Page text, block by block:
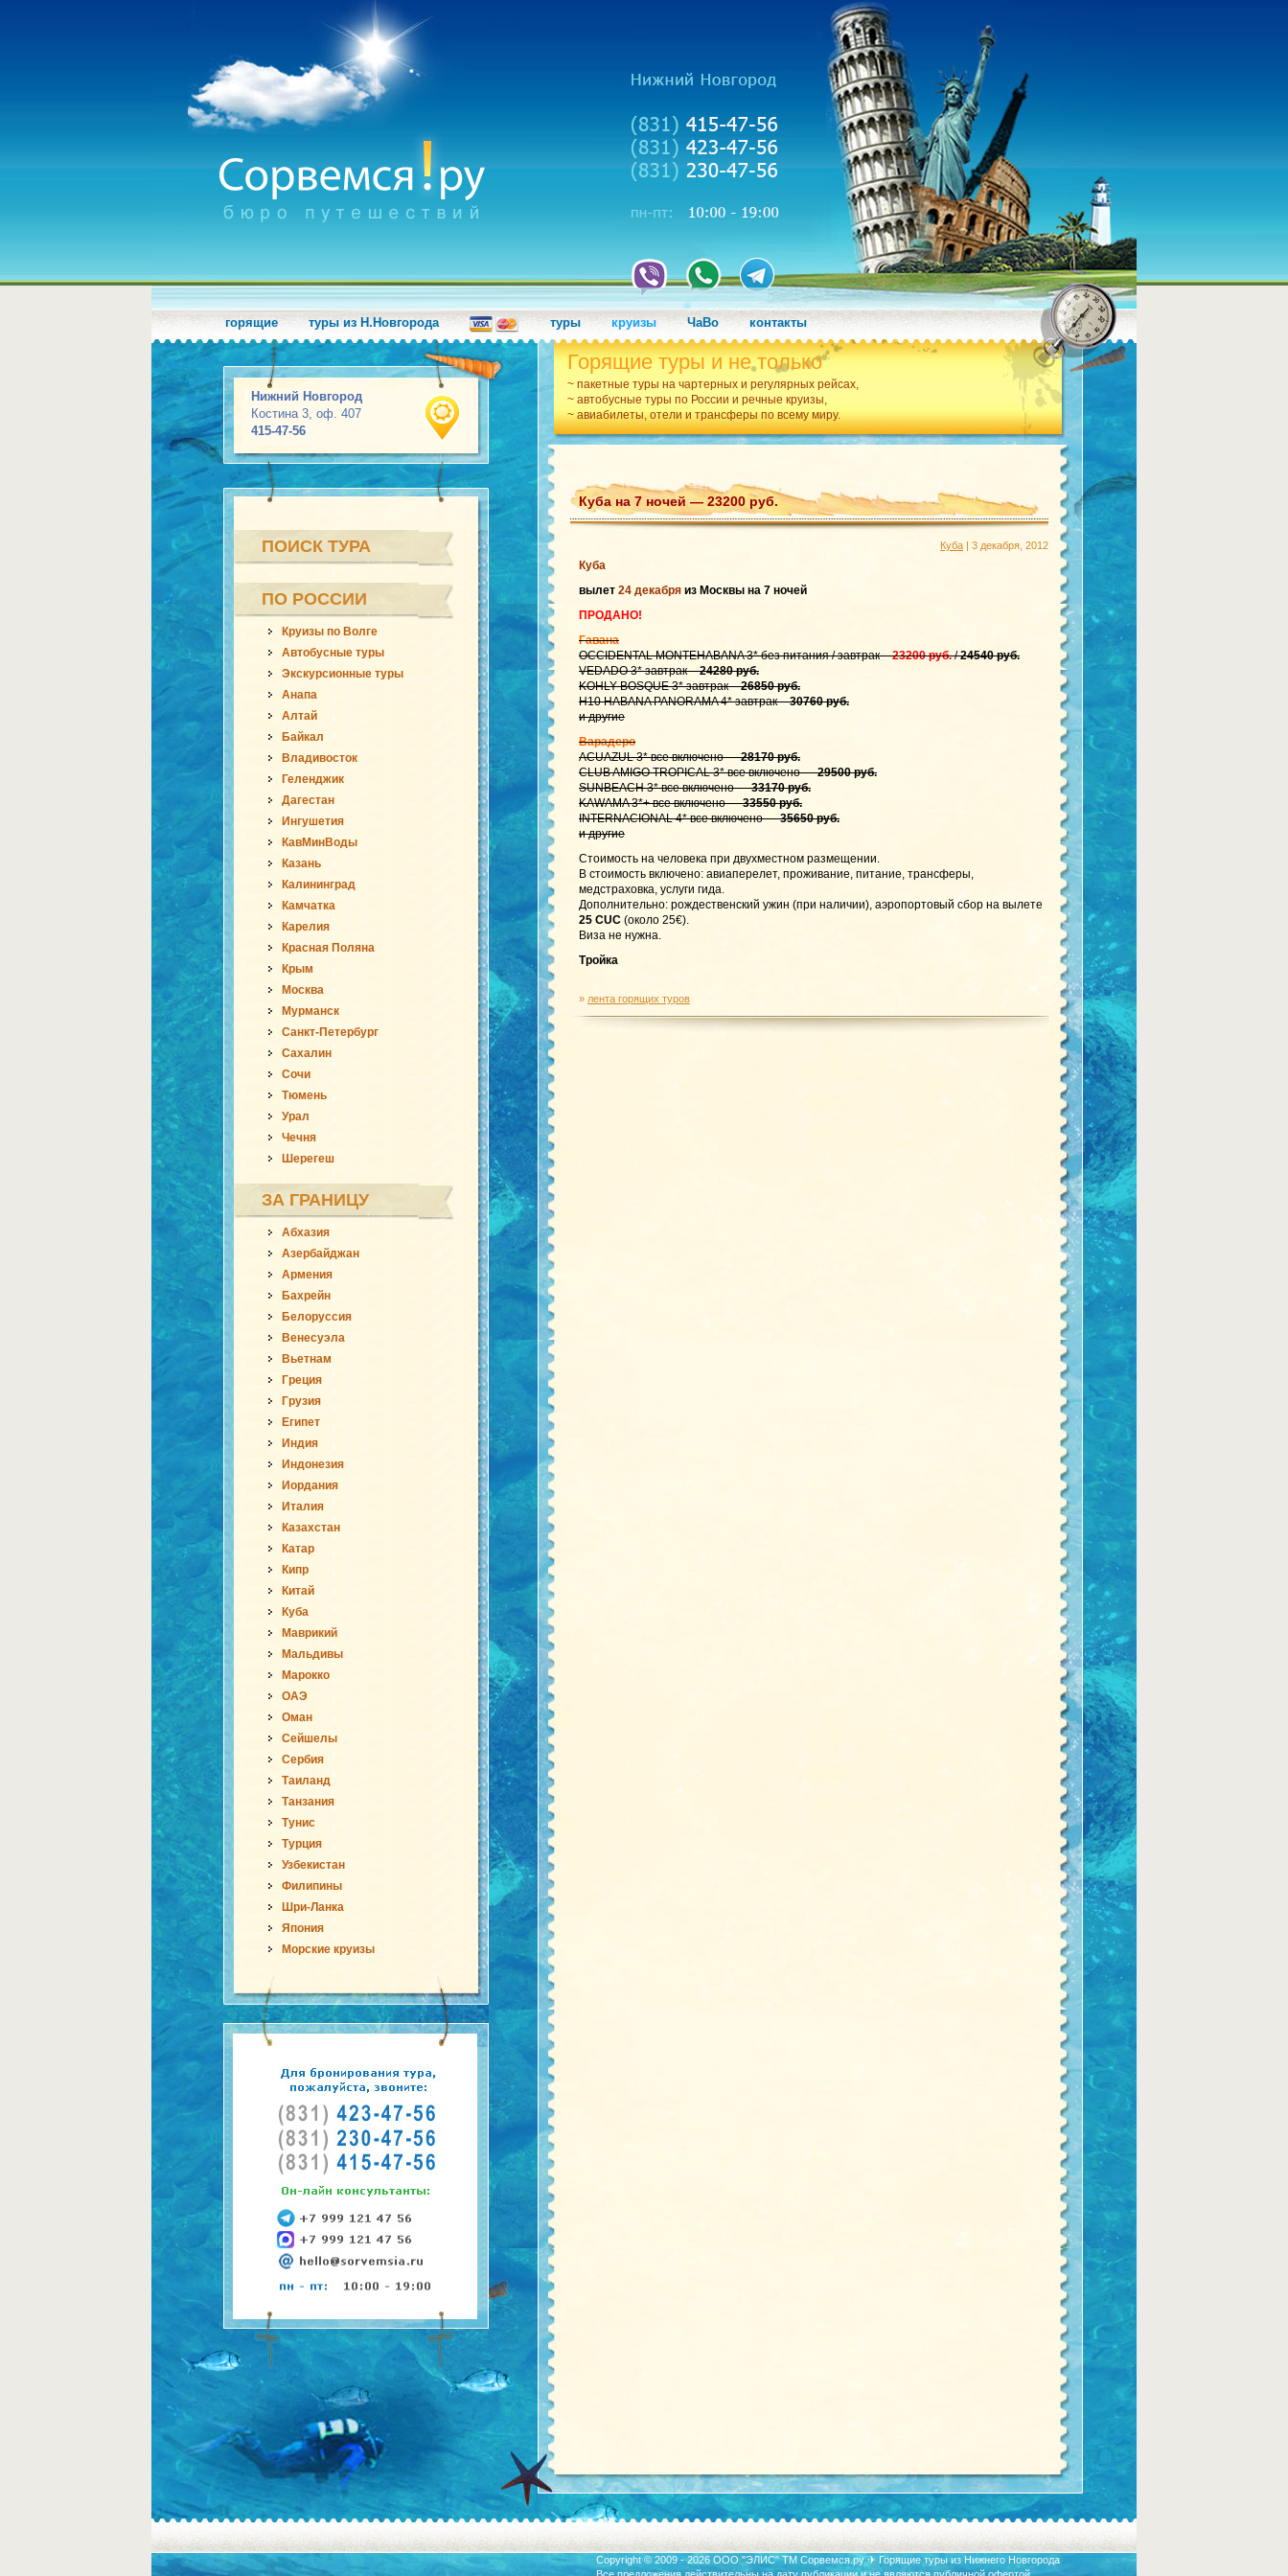
горящие туры из Н.Новгорода туры круизы ЧаВо контакты
Нижний Новгород
Костина 3, оф. 407
415-47-56
Горящие туры и не только
~ пакетные туры на чартерных и регулярных рейсах,
~ автобусные туры по России и речные круизы,
~ авиабилеты, отели и трансферы по всему миру.
ПОИСК ТУРА
ПО РОССИИ
Круизы по Волге
Автобусные туры
Экскурсионные туры
Анапа
Алтай
Байкал
Владивосток
Геленджик
Дагестан
Ингушетия
КавМинВоды
Казань
Калининград
Камчатка
Карелия
Красная Поляна
Крым
Москва
Мурманск
Санкт-Петербург
Сахалин
Сочи
Тюмень
Урал
Чечня
Шерегеш
ЗА ГРАНИЦУ
Абхазия
Азербайджан
Армения
Бахрейн
Белоруссия
Венесуэла
Вьетнам
Греция
Грузия
Египет
Индия
Индонезия
Иордания
Италия
Казахстан
Катар
Кипр
Китай
Куба
Маврикий
Мальдивы
Марокко
ОАЭ
Оман
Сейшелы
Сербия
Таиланд
Танзания
Тунис
Турция
Узбекистан
Филипины
Шри-Ланка
Япония
Морские круизы
Куба на 7 ночей — 23200 руб.
Куба | 3 декабря, 2012
Куба
вылет 24 декабря из Москвы на 7 ночей
ПРОДАНО!
Гавана
OCCIDENTAL MONTEHABANA 3* без питания / завтрак –23200 руб./24540 руб.
VEDADO 3* завтрак –24280 руб.
KOHLY-BOSQUE 3* завтрак –26850 руб.
H10 HABANA PANORAMA 4* завтрак –30760 руб.
и другие
Варадеро
ACUAZUL 3* все включено —28170 руб.
CLUB AMIGO TROPICAL 3* все включено —29500 руб.
SUNBEACH 3* все включено —33170 руб.
KAWAMA 3*+ все включено —33550 руб.
INTERNACIONAL 4* все включено —35650 руб.
и другие
Стоимость на человека при двухместном размещении.
В стоимость включено: авиаперелет, проживание, питание, трансферы,
медстраховка, услуги гида.
Дополнительно: рождественский ужин (при наличии), аэропортовый сбор на вылете
25 CUC (около 25€).
Виза не нужна.
Тройка
» лента горящих туров
Copyright © 2009 - 2026 ООО "ЭЛИС" ТМ Сорвемся.ру ✈ Горящие туры из Нижнего Новгорода